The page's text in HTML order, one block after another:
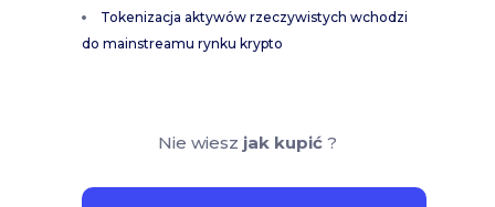
Tokenizacja aktywów rzeczywistych wchodzi
do mainstreamu rynku krypto
Nie wiesz jak kupić?